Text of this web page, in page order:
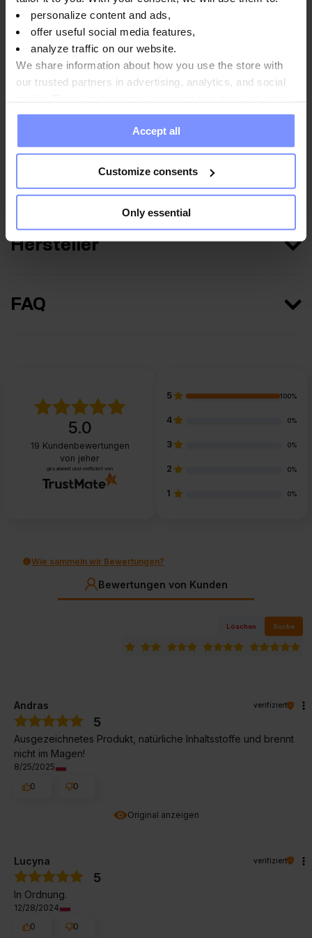
personalize content and ads,
offer useful social media features,
analyze traffic on our website.
We share information about how you use the store with
our trusted partners in advertising, analytics, and social
information you have provided to them or that they have
collected when you use their services. Do you agree?
Accept all
Customize consents
Only essential
Anwendungsweise
Nährwertinformationen
Parameter
Hersteller
FAQ
5.0
19 Kundenbewertungen
von jeher
gesammelt und verifiziert von
5 100%
4 0%
3 0%
2 0%
1 0%
Wie sammeln wir Bewertungen?
Bewertungen von Kunden
Löschen Suche
Original anzeigen
Andras verifiziert
5
Ausgezeichnetes Produkt, natürliche Inhaltsstoffe und brennt
nicht im Magen!
8/25/2025
0
0
Lucyna verifiziert
5
In Ordnung.
12/28/2024
0
0